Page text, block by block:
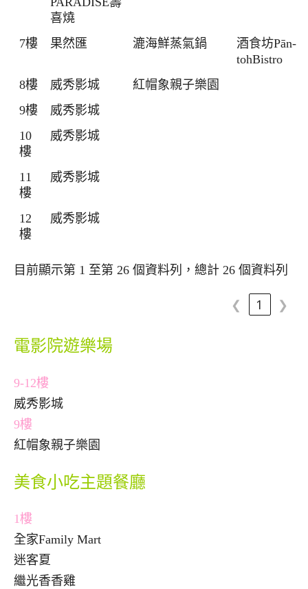
喜燒
7樓 果然匯 漉海鮮蒸氣鍋
酒食坊Pān-
tohBistro
8樓
威秀影城
紅帽象親子樂園
9樓
威秀影城
10
樓
威秀影城
11
樓
威秀影城
12
樓
威秀影城
目前顯示第 1 至第 26 個資料列，總計 26 個資料列
❮ 1 ❯
電影院遊樂場
9-12樓
威秀影城
9樓
紅帽象親子樂園
美食小吃主題餐廳
1樓
全家Family Mart
迷客夏
繼光香香雞